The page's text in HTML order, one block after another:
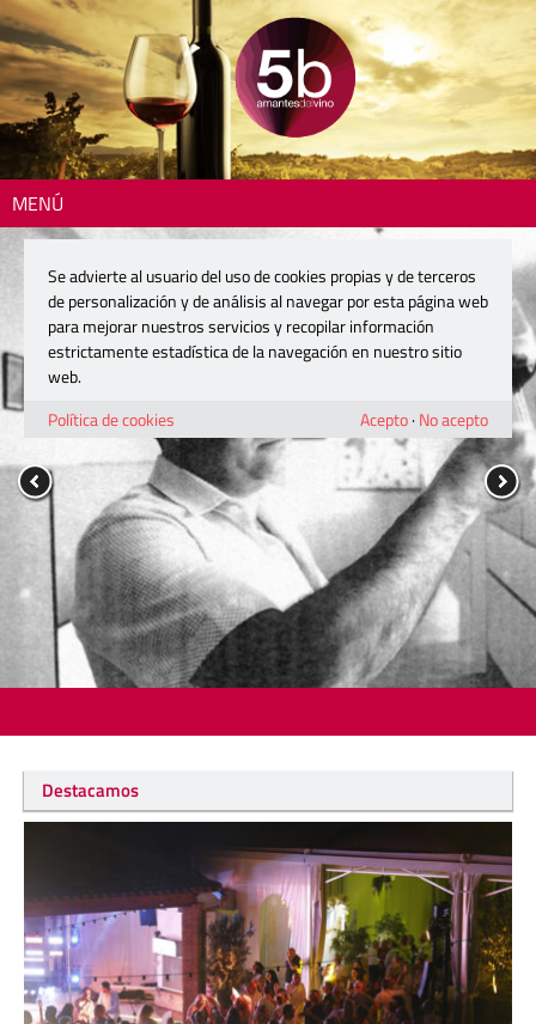
MENÚ
Destacamos
Se advierte al usuario del uso de cookies propias y de terceros
de personalización y de análisis al navegar por esta página web
para mejorar nuestros servicios y recopilar información
estrictamente estadística de la navegación en nuestro sitio
web.
Política de cookies
Acepto· No acepto